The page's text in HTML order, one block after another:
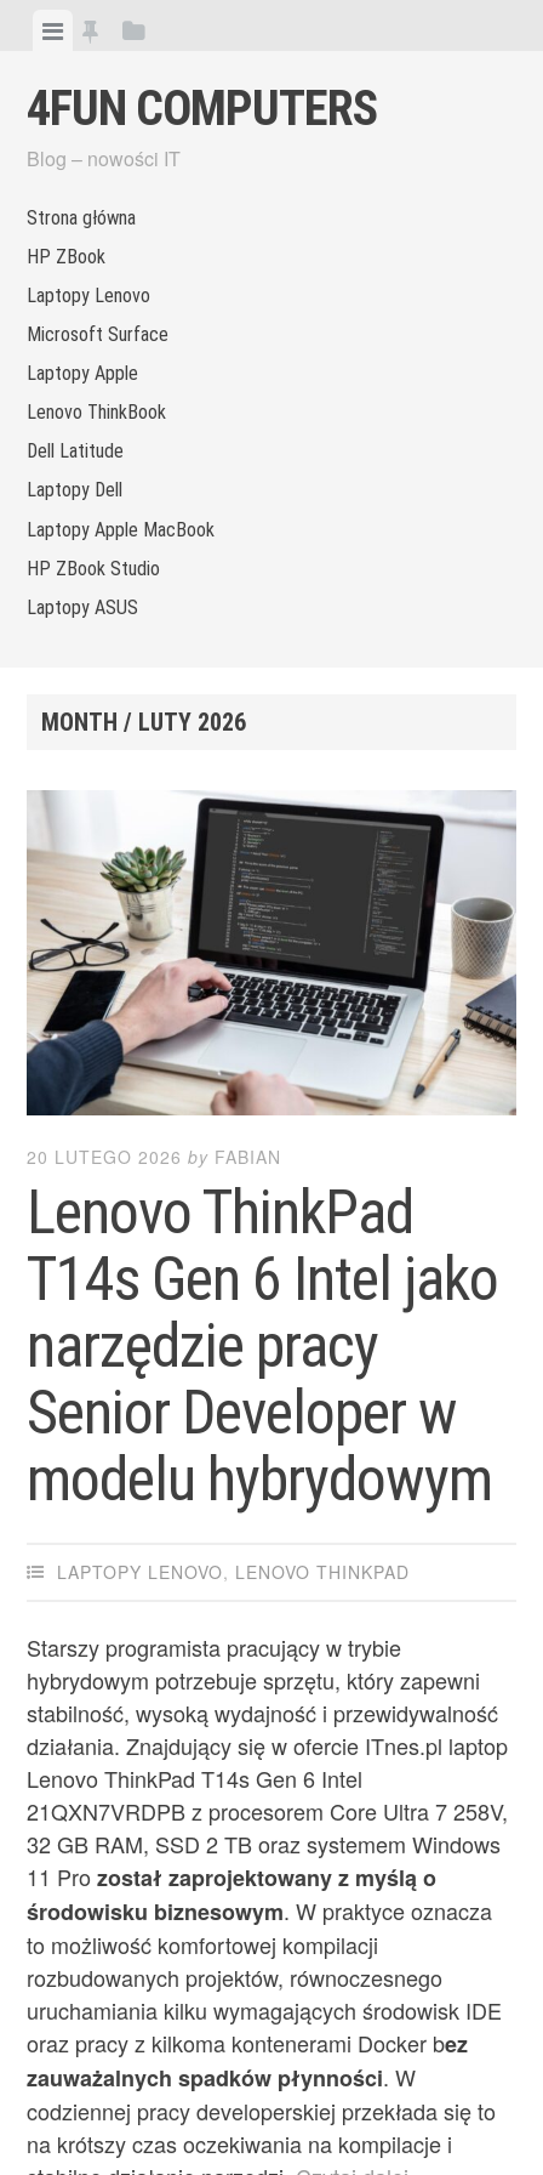
Skip
content
ViewView
posts
View
4FUN COMPUTERS
Blog – nowości IT
Strona główna
HP ZBook
Laptopy Lenovo
Microsoft Surface
Laptopy Apple
Lenovo ThinkBook
Dell Latitude
Laptopy Dell
Laptopy Apple MacBook
HP ZBook Studio
Laptopy ASUS
MONTH / LUTY 2026
20 LUTEGO 2026 by FABIAN
Lenovo ThinkPad
T14s Gen 6 Intel jako
narzędzie pracy
Senior Developer w
modelu hybrydowym
LAPTOPY LENOVO, LENOVO THINKPAD
Starszy programista pracujący w trybie
hybrydowym potrzebuje sprzętu, który zapewni
stabilność, wysoką wydajność i przewidywalność
działania. Znajdujący się w ofercie ITnes.pl laptop
Lenovo ThinkPad T14s Gen 6 Intel
21QXN7VRDPB z procesorem Core Ultra 7 258V,
32 GB RAM, SSD 2 TB oraz systemem Windows
11 Pro został zaprojektowany z myślą o
środowisku biznesowym. W praktyce oznacza
to możliwość komfortowej kompilacji
rozbudowanych projektów, równoczesnego
uruchamiania kilku wymagających środowisk IDE
oraz pracy z kilkoma kontenerami Docker bez
zauważalnych spadków płynności. W
codziennej pracy developerskiej przekłada się to
na krótszy czas oczekiwania na kompilacje i